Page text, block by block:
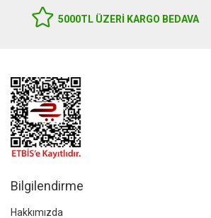
5000TL ÜZERI KARGO BEDAVA
Bilgilendirme
Hakkımızda